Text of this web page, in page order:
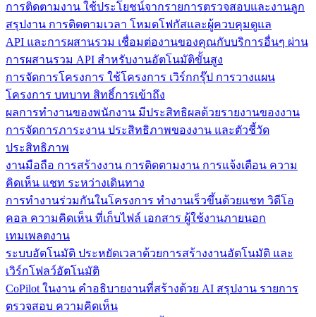
การติดตามงาน ใช้ประโยชน์จากรายการตรวจสอบและงานลูก
สรุปงาน การติดตามเวลา โหมดโฟกัสและผู้ควบคุมดูแล
API และการผสานรวม เชื่อมต่องานของคุณกับบริการอื่นๆ ผ่าน
การผสานรวม API สำหรับงานอัตโนมัติขั้นสูง
การจัดการโครงการ ใช้โครงการ เวิร์กกรุ๊ป การวางแผน
โครงการ บทบาท สิทธิ์การเข้าถึง
ผลการทำงานของพนักงาน มีประสิทธิผลด้วยรายงานของงาน
การจัดการภาระงาน ประสิทธิภาพของงาน และตัวชี้วัด
ประสิทธิภาพ
งานมือถือ การสร้างงาน การติดตามงาน การแจ้งเตือน ความ
คิดเห็น แชท ระหว่างเดินทาง
การทำงานร่วมกันในโครงการ ทํางานเร็วขึ้นด้วยแชท วิดีโอ
คอล ความคิดเห็น ที่เก็บไฟล์ เอกสาร ผู้ใช้งานภายนอก
เทมเพลตงาน
ระบบอัตโนมัติ ประหยัดเวลาด้วยการสร้างงานอัตโนมัติ และ
เวิร์กโฟลว์อัตโนมัติ
CoPilot ในงาน คำอธิบายงานที่สร้างด้วย AI สรุปงาน รายการ
ตรวจสอบ ความคิดเห็น